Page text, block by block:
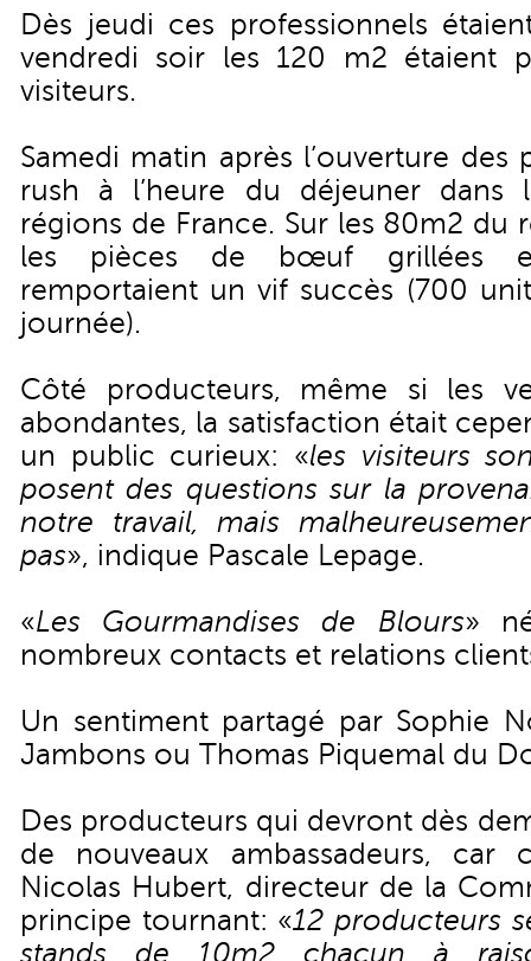
Dès jeudi ces professionnels
vendredi soir les 120 m2 étaient
visiteurs.
Samedi matin après l’ouverture des
rush à l’heure du déjeuner
régions de France. Sur les 80m2 du
les pièces de bœuf grillées et
remportaient un vif succès (700
journée).
Côté producteurs, même si les
abondantes, la satisfaction était
un public curieux: «les visiteurs
posent des questions sur la
notre travail, mais
pas», indique Pascale Lepage.
«Les Gourmandises de Blours»
nombreux contacts et relations
Un sentiment partagé par Sophie
Jambons ou Thomas Piquemal du
Des producteurs qui devront dès
de nouveaux ambassadeurs, car
Nicolas Hubert, directeur de la
principe tournant: «12 producteurs
stands de 10m2 chacun à